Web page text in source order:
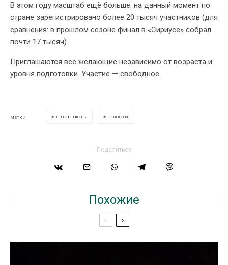
В этом году масштаб ещё больше: на данный момент по
стране зарегистрировано более 20 тысяч участников (для
сравнения: в прошлом сезоне финал в «Сириусе» собрал
почти 17 тысяч).
Приглашаются все желающие независимо от возраста и
уровня подготовки. Участие — свободное.
МЕТКИ ЛЕНОБЛАСТЬ НОВОСТИ
Поделиться
Похожие